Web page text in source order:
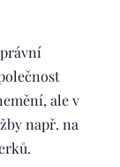
ale v
např. na